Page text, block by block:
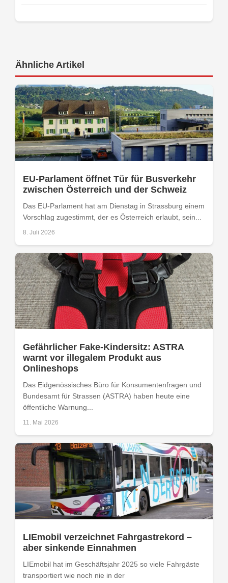
Ähnliche Artikel
EU-Parlament öffnet Tür für Busverkehr
zwischen Österreich und der Schweiz
Das EU-Parlament hat am Dienstag in Strassburg einem
Vorschlag zugestimmt, der es Österreich erlaubt, sein...
8. Juli 2026
Gefährlicher Fake-Kindersitz: ASTRA
warnt vor illegalem Produkt aus
Onlineshops
Das Eidgenössisches Büro für Konsumentenfragen und
Bundesamt für Strassen (ASTRA) haben heute eine
öffentliche Warnung...
11. Mai 2026
LIEmobil verzeichnet Fahrgastrekord –
aber sinkende Einnahmen
LIEmobil hat im Geschäftsjahr 2025 so viele Fahrgäste
transportiert wie noch nie in der